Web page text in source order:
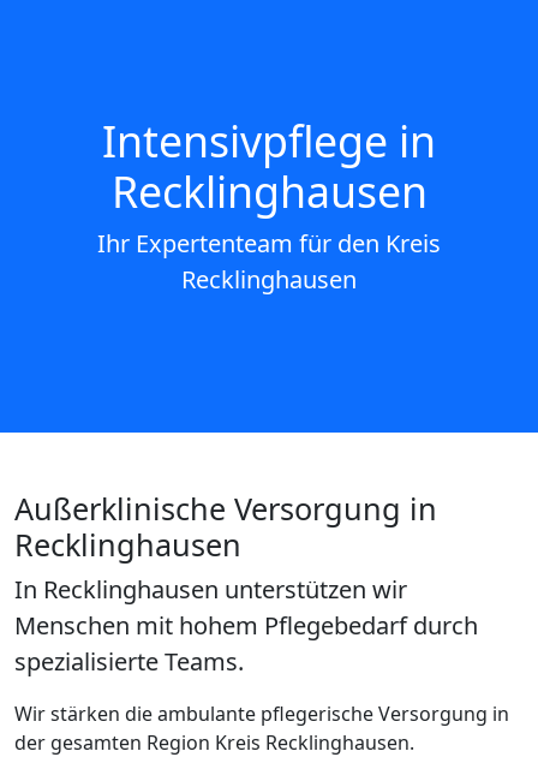
Intensivpflege in
Recklinghausen
Ihr Expertenteam für den Kreis
Recklinghausen
Außerklinische Versorgung in
Recklinghausen
In Recklinghausen unterstützen wir
Menschen mit hohem Pflegebedarf durch
spezialisierte Teams.
Wir stärken die ambulante pflegerische Versorgung in
der gesamten Region Kreis Recklinghausen.